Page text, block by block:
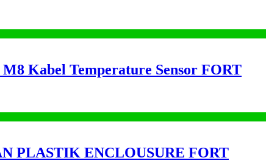
Kabel Temperature Sensor FORT
PLASTIK ENCLOUSURE FORT